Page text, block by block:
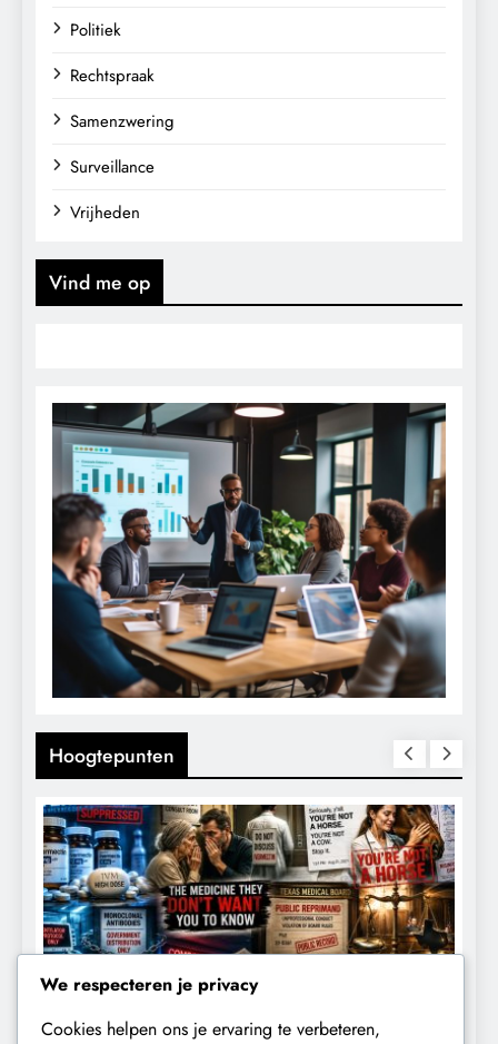
Politiek
Rechtspraak
Samenzwering
Surveillance
Vrijheden
Vind me op
Hoogtepunten
CENSUUR CONTROLE
We respecteren je privacy
Cookies helpen ons je ervaring te verbeteren,